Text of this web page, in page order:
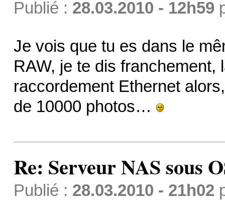
Publié : 28.03.2010 - 12h59
Je vois que tu es dans le
RAW, je te dis
raccordement Ethernet
de 10000 photos…
Re: Serveur NAS sous
Publié : 28.03.2010 - 21h02